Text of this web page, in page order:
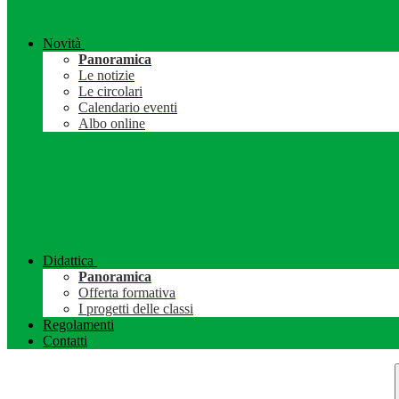
Novità
Panoramica
Le notizie
Le circolari
Calendario eventi
Albo online
Didattica
Panoramica
Offerta formativa
I progetti delle classi
Regolamenti
Contatti